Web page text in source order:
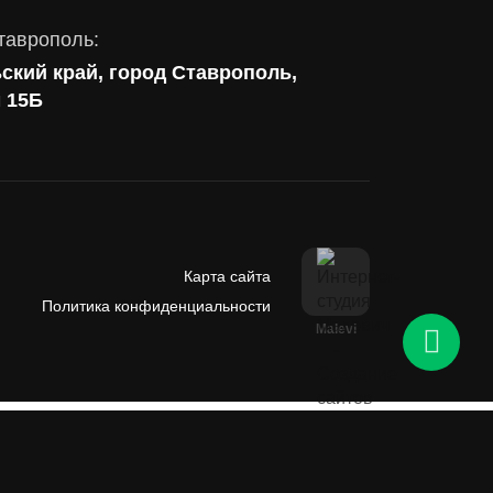
край, город Ставрополь,
15Б
Карта сайта
Политика конфиденциальности
Malevi